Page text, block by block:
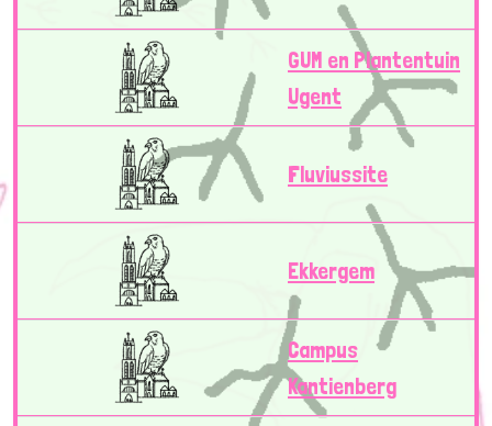
GUM en Plantentuin
Ugent
Fluviussite
Ekkergem
Campus
Kantienberg